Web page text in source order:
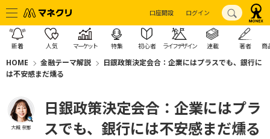
口座開設 ログイン
新着 人気 マーケット 特集 初心者 ライフデザイン 連載 著者 商
HOME 金融テーマ解説
日銀政策決定会合：企業にはプラスでも、銀行に
は不安感まだ燻る
大槻 奈那
日銀政策決定会合：企業にはプラ
スでも、銀行には不安感まだ燻る